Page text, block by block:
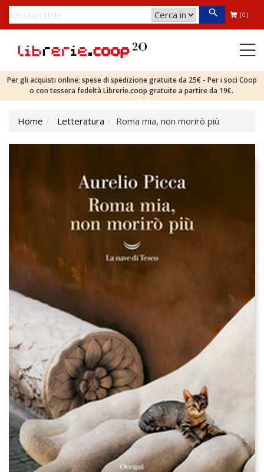
(0)
Per gli acquisti online: spese di spedizione gratuite da 25€ - Per i soci Coop
o con tessera fedeltà Librerie.coop gratuite a partire da 19€.
Home Letteratura Roma mia, non morirò più